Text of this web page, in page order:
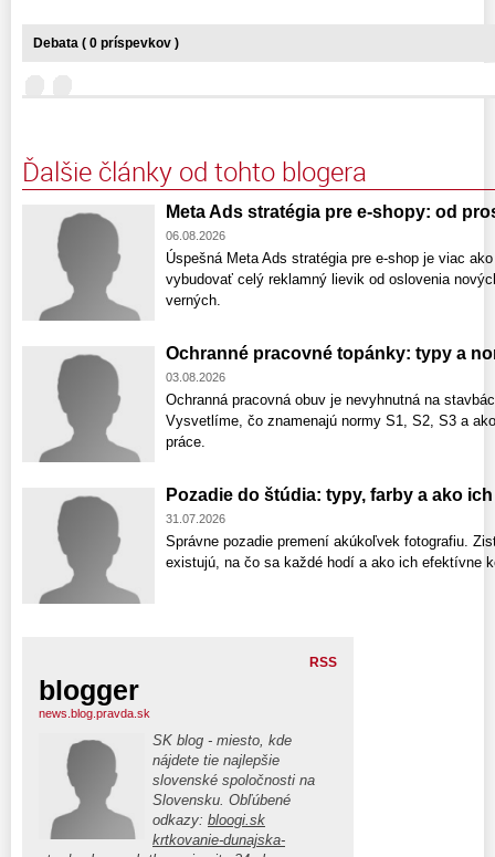
Debata ( 0 príspevkov )
Ďalšie články od tohto blogera
Meta Ads stratégia pre e-shopy: od
06.08.2026
Úspešná Meta Ads stratégia pre e-shop je viac
vybudovať celý reklamný lievik od oslovenia
verných.
Ochranné pracovné topánky: typy a
03.08.2026
Ochranná pracovná obuv je nevyhnutná na
Vysvetlíme, čo znamenajú normy S1, S2, S3 a
práce.
Pozadie do štúdia: typy, farby a ako
31.07.2026
Správne pozadie premení akúkoľvek fotografiu.
existujú, na čo sa každé hodí a ako ich efektívne
RSS
blogger
news.blog.pravda.sk
SK blog - miesto, kde
nájdete tie najlepšie
slovenské spoločnosti na
Slovensku. Obľúbené
odkazy: bloogi.sk
krtkovanie-dunajska-